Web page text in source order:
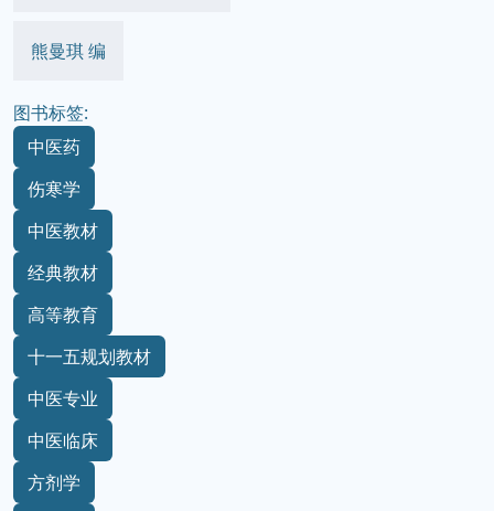
熊曼琪 编
图书标签:
中医药
伤寒学
中医教材
经典教材
高等教育
十一五规划教材
中医专业
中医临床
方剂学